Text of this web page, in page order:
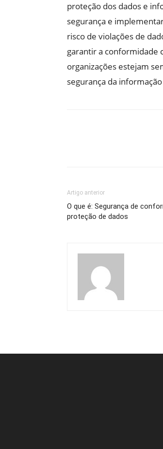
proteção dos dados e
segurança e
risco de violações de
garantir a conformidade
organizações estejam
segurança da
Artigo anterior
O que é: Segurança de
proteção de dados